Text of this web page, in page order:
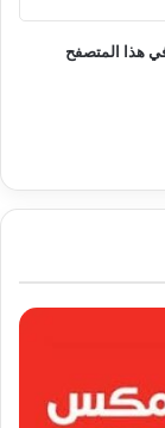
هذا المتصفح